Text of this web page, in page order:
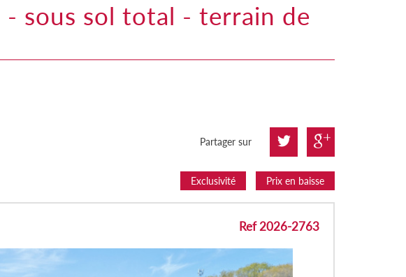
Partager sur
Exclusivité Prix en baisse
Ref 2026-2763